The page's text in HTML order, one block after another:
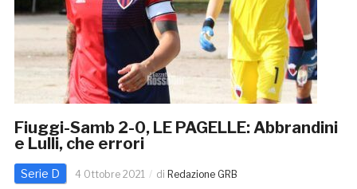
Fiuggi-Samb 2-0, LE PAGELLE: Abbrandini
e Lulli, che errori
Serie D 4 Ottobre 2021 di Redazione GRB